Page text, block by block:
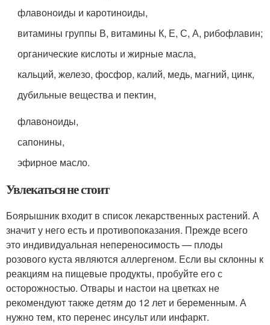
флавоноиды и каротиноиды,
витамины группы В, витамины К, Е, С, А, рибофлавин;
органические кислоты и жирные масла,
кальций, железо, фосфор, калий, медь, магний, цинк,
дубильные вещества и пектин,
флавоноиды,
сапонины,
эфирное масло.
Увлекаться не стоит
Боярышник входит в список лекарственных растений. А
значит у него есть и противопоказания. Прежде всего
это индивидуальная непереносимость — плоды
розового куста являются аллергеном. Если вы склонны к
реакциям на пищевые продукты, пробуйте его с
осторожностью. Отвары и настои на цветках не
рекомендуют также детям до 12 лет и беременным. А
нужно тем, кто перенес инсульт или инфаркт.